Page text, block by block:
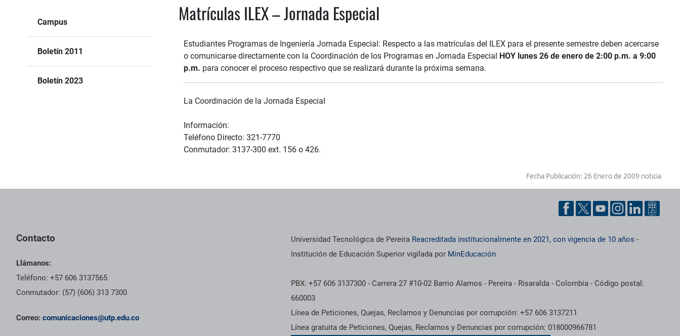
Campus
Boletín 2011
Boletín 2023
Matrículas ILEX – Jornada Especial
Estudiantes Programas de Ingeniería Jornada Especial: Respecto a las matrículas del ILEX para el presente semestre deben acercarse
o comunicarse directamente con la Coordinación de los Programas en Jornada Especial HOY lunes 26 de enero de 2:00 p.m. a 9:00
p.m. para conocer el proceso respectivo que se realizará durante la próxima semana.
La Coordinación de la Jornada Especial
Información:
Teléfono Directo: 321-7770
Conmutador: 3137-300 ext. 156 o 426.
Fecha Publicación: 26 Enero de 2009 noticia
Contacto
Llámanos:
Teléfono: +57 606 3137565
Conmutador: (57) (606) 313 7300
Correo: comunicaciones@utp.edu.co
Universidad Tecnológica de Pereira Reacreditada institucionalmente en 2021, con vigencia de 10 años -
Institución de Educación Superior vigilada por MinEducación
PBX: +57 606 3137300 - Carrera 27 #10-02 Barrio Alamos - Pereira - Risaralda - Colombia - Código postal:
660003
Línea de Peticiones, Quejas, Reclamos y Denuncias por corrupción: +57 606 3137211
Línea gratuita de Peticiones, Quejas, Reclamos y Denuncias por corrupción: 018000966781